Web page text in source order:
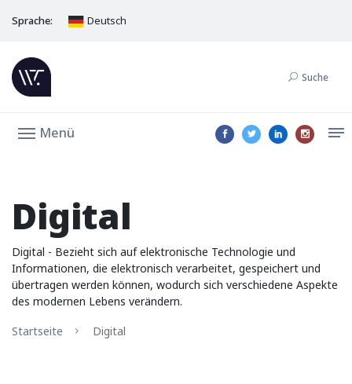
Sprache: Deutsch
Suche
Menü
Digital
Digital - Bezieht sich auf elektronische Technologie und
Informationen, die elektronisch verarbeitet, gespeichert und
übertragen werden können, wodurch sich verschiedene Aspekte
des modernen Lebens verändern.
Startseite
Digital